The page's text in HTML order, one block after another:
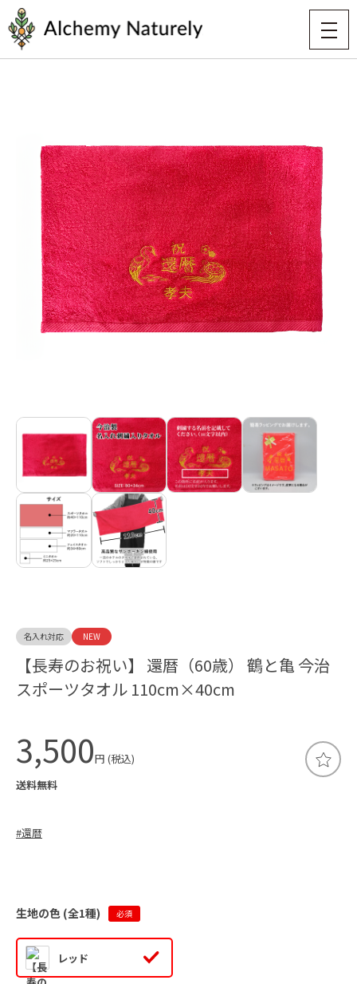
名入れ対応 NEW
【長寿のお祝い】 還暦（60歳） 鶴と亀 今治
スポーツタオル 110cm×40cm
3,500円 (税込)
送料無料
#還暦
生地の色 (全1種) 必須
レッド